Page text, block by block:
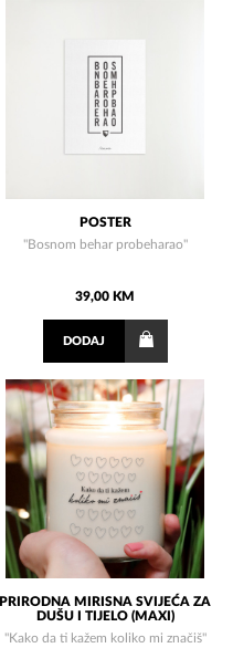
POSTER
"Bosnom behar probeharao"
39,00 KM
DODAJ
PRIRODNA MIRISNA SVIJEĆA ZA
DUŠU I TIJELO (MAXI)
"Kako da ti kažem koliko mi značiš"